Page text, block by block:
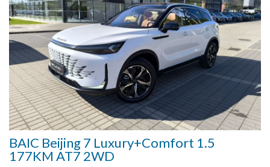
BAIC Beijing 7 Luxury+Comfort 1.5
177KM AT7 2WD